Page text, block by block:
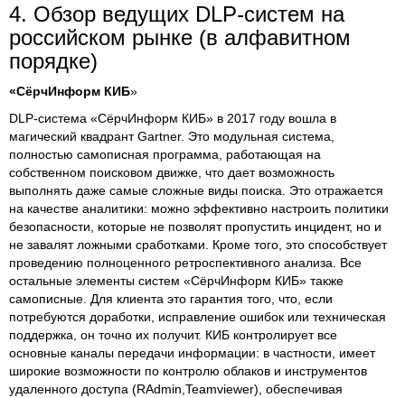
4. Обзор ведущих DLP-систем на
российском рынке (в алфавитном
порядке)
«СёрчИнформ КИБ»
DLP-система «СёрчИнформ КИБ» в 2017 году вошла в
магический квадрант Gartner. Это модульная система,
полностью самописная программа, работающая на
собственном поисковом движке, что дает возможность
выполнять даже самые сложные виды поиска. Это отражается
на качестве аналитики: можно эффективно настроить политики
безопасности, которые не позволят пропустить инцидент, но и
не завалят ложными сработками. Кроме того, это способствует
проведению полноценного ретроспективного анализа. Все
остальные элементы систем «СёрчИнформ КИБ» также
самописные. Для клиента это гарантия того, что, если
потребуются доработки, исправление ошибок или техническая
поддержка, он точно их получит. КИБ контролирует все
основные каналы передачи информации: в частности, имеет
широкие возможности по контролю облаков и инструментов
удаленного доступа (RAdmin,Teamviewer), обеспечивая